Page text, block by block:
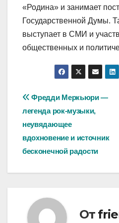
«Родина» и занимает
Государственной Думы.
выступает в СМИ и
общественных и
Навигация
по
записям
Фредди Меркьюри —
легенда рок-музыки,
неувядающее
вдохновение и источник
бесконечной радости
От